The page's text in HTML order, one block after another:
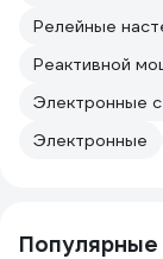
Релейные
Реактивной
Электронные
Электронные